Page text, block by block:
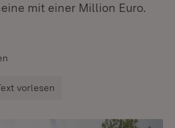
mit einer Million Euro.
vorlesen